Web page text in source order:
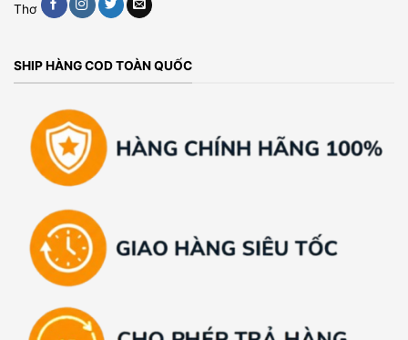
Thơ
SHIP HÀNG COD TOÀN QUỐC